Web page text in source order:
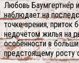
Любовь Баумгертнер
наблюдает на
точке зрения, приток
недочётом жилья на
особенности в
предстоящему росту